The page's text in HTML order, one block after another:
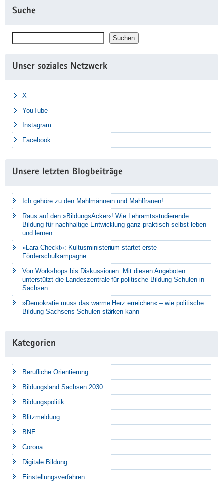
Suche
Suchen Suchen
Unser soziales Netzwerk
X
YouTube
Instagram
Facebook
Unsere letzten Blogbeiträge
Ich gehöre zu den Mahlmännern und Mahlfrauen!
Raus auf den »BildungsAcker«! Wie Lehramtsstudierende
Bildung für nachhaltige Entwicklung ganz praktisch selbst leben
und lernen
»Lara Checkt«: Kultusministerium startet erste
Förderschulkampagne
Von Workshops bis Diskussionen: Mit diesen Angeboten
unterstützt die Landeszentrale für politische Bildung Schulen in
Sachsen
»Demokratie muss das warme Herz erreichen« – wie politische
Bildung Sachsens Schulen stärken kann
Kategorien
Berufliche Orientierung
Bildungsland Sachsen 2030
Bildungspolitik
Blitzmeldung
BNE
Corona
Digitale Bildung
Einstellungsverfahren